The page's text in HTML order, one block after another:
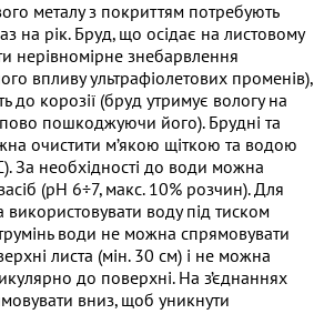
металу з покриттям потребують
на рік. Бруд, що осідає на листовому
нерівномірне знебарвлення
впливу ультрафіолетових променів),
до корозії (бруд утримує вологу на
пошкоджуючи його). Брудні та
очистити м’якою щіткою та водою
За необхідності до води можна
(pH 6÷7, макс. 10% розчин). Для
воду під тиском
води не можна спрямовувати
листа (мін. 30 см) і не можна
до поверхні. На з’єднаннях
вниз, щоб уникнути